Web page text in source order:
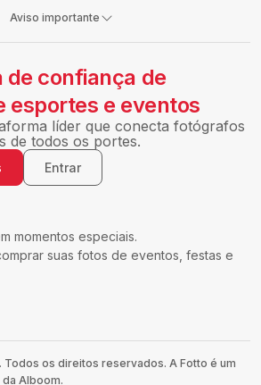
Aviso importante
momentos especiais.
suas fotos de eventos, festas e
confiança de
esportes e eventos
líder que conecta fotógrafos
de todos os portes.
Entrar
Todos os direitos reservados. A Fotto é um
Alboom.